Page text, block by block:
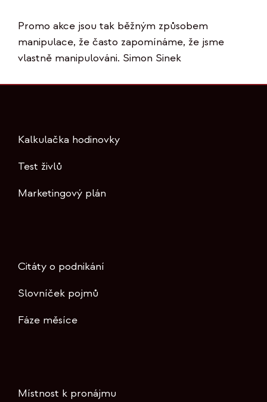
Promo akce jsou tak běžným způsobem
manipulace, že často zapomínáme, že jsme
vlastně manipulováni. Simon Sinek
Kalkulačka hodinovky
Test živlů
Marketingový plán
Citáty o podnikání
Slovníček pojmů
Fáze měsíce
Místnost k pronájmu